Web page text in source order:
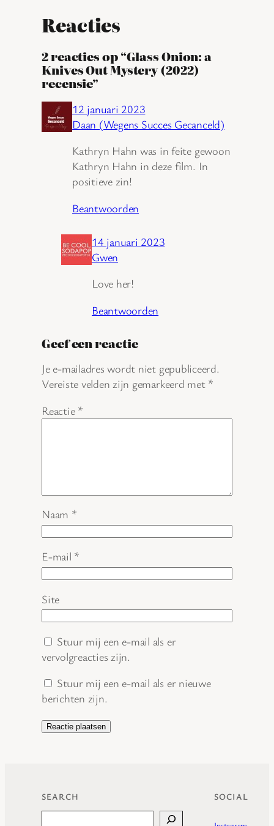
Reacties
2 reacties op “Glass Onion: a
Knives Out Mystery (2022)
recensie”
12 januari 2023
Daan (Wegens Succes Gecanceld)
Kathryn Hahn was in feite gewoon
Kathryn Hahn in deze film. In
positieve zin!
Beantwoorden
14 januari 2023
Gwen
Love her!
Beantwoorden
Geef een reactie
Je e-mailadres wordt niet gepubliceerd.
Vereiste velden zijn gemarkeerd met *
Reactie *
Naam *
E-mail *
Site
Stuur mij een e-mail als er
vervolgreacties zijn.
Stuur mij een e-mail als er nieuwe
berichten zijn.
SEARCH SOCIAL